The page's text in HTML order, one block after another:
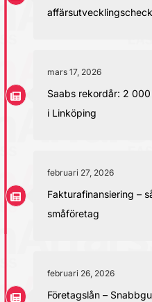
mars 17, 2026
Saabs rekordår: 2
i Linköping
februari 27, 2026
Fakturafinansiering –
småföretag
februari 26, 2026
Företagslån –